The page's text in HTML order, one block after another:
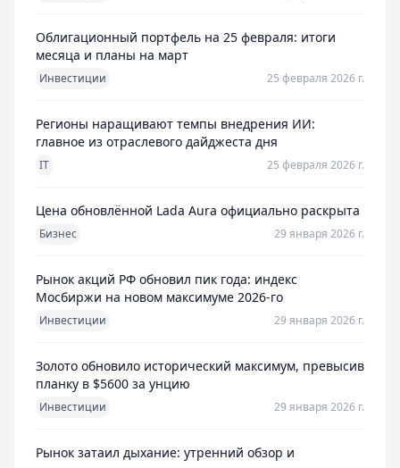
Облигационный портфель на 25 февраля: итоги
месяца и планы на март
Инвестиции 25 февраля 2026 г.
Регионы наращивают темпы внедрения ИИ:
главное из отраслевого дайджеста дня
IT 25 февраля 2026 г.
Цена обновлённой Lada Aura официально раскрыта
Бизнес 29 января 2026 г.
Рынок акций РФ обновил пик года: индекс
Мосбиржи на новом максимуме 2026-го
Инвестиции 29 января 2026 г.
Золото обновило исторический максимум, превысив
планку в $5600 за унцию
Инвестиции 29 января 2026 г.
Рынок затаил дыхание: утренний обзор и